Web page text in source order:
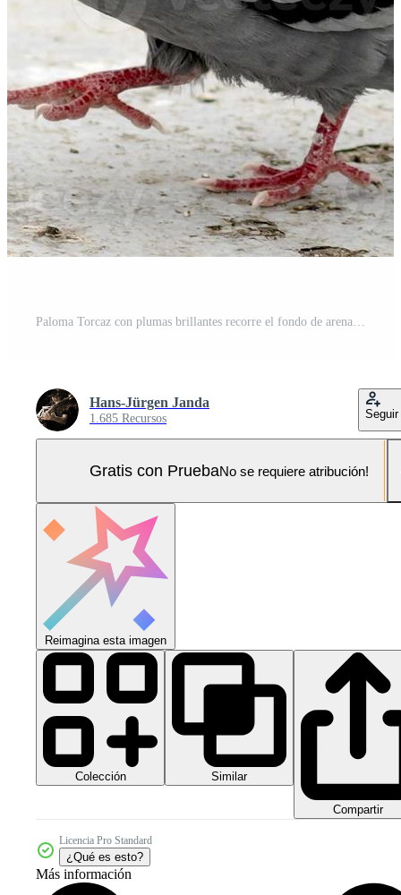
Paloma Torcaz con plumas brillantes recorre el fondo de arena Foto Pro
Hans-Jürgen Janda
1.685 Recursos Seguir
Gratis con PruebaNo se requiere atribución!
Reimagina esta imagen
Colección Similar
Compartir
Licencia Pro Standard
¿Qué es esto?
Más información